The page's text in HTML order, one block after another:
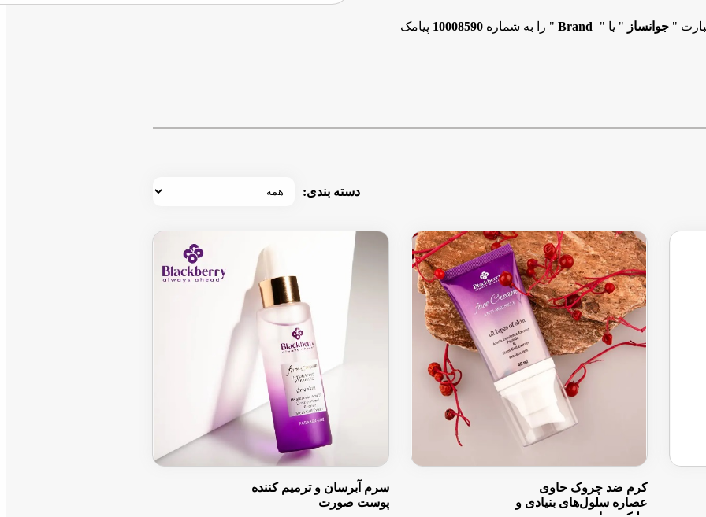
https://
"جوانساز " یا " Brand " را به شماره10008590 پیامک
دسته بندی:
کرم ضد چروک حاوی
عصاره سلول‌های بنیادی و
سرم آبرسان و ترمیم کننده
پوست صورت